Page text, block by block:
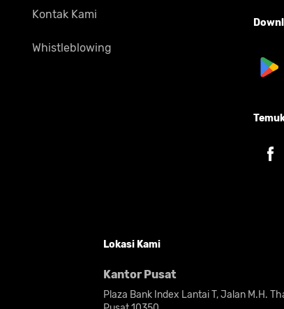
Kontak Kami
Whistleblowing
Lokasi Kami
Kantor Pusat
Plaza Bank Index Lantai T, Jalan M.H.